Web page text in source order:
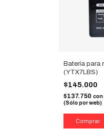
Batería para
(YTX7LBS)
$145.000
$137.750 con
(Sólo por web)